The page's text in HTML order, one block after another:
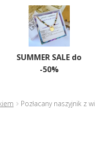
SUMMER SALE do
-50%
Pozłacany naszyjnik z